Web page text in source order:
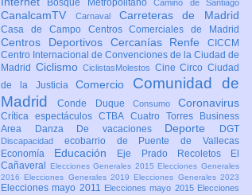
Bosque MetropolitanoCamino de Santiago
CanalcamTV Carnaval Carreteras de Madrid
Casa de Campo Centros Comerciales de Madrid
Centros Deportivos Cercanías Renfe CICCM
Centro Internacional de Convenciones de la Ciudad de
Madrid CiclismoCiclistasMolestos CineCircoCiudad
de la JusticiaComercio Comunidad de
MadridConde Duque Consumo Coronavirus
Crítica espectáculosCTBA Cuatro Torres Business
Area
Danza De vacaciones Deporte DGT
Discapacidad ecobarrio de Puente de Vallecas
Economía Educación Eje Prado Recoletos
El
Cañaveral
Elecciones Generales 2015 Elecciones Generales
2016 Elecciones Generales 2019 Elecciones Generales 2023
Elecciones mayo 2011 Elecciones mayo 2015 Elecciones